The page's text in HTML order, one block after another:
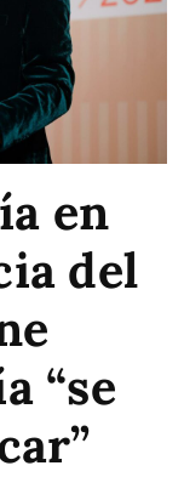
en
del
“se